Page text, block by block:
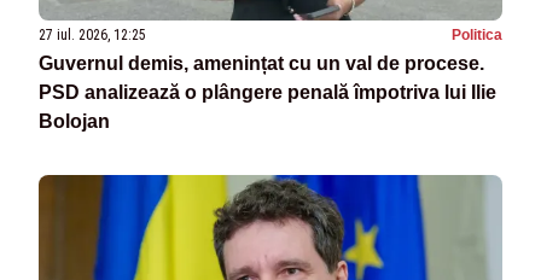
27 iul. 2026, 12:25 Politica
Guvernul demis, amenințat cu un val de procese.
PSD analizează o plângere penală împotriva lui Ilie
Bolojan